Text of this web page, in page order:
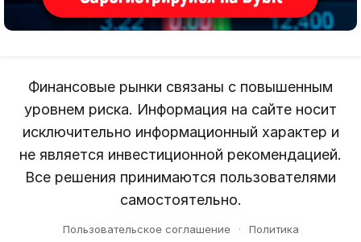
Финансовые рынки связаны с повышенным
уровнем риска. Информация на сайте носит
исключительно информационный характер и
не является инвестиционной рекомендацией.
Все решения принимаются пользователями
самостоятельно.
Пользовательское соглашение ·
Политика